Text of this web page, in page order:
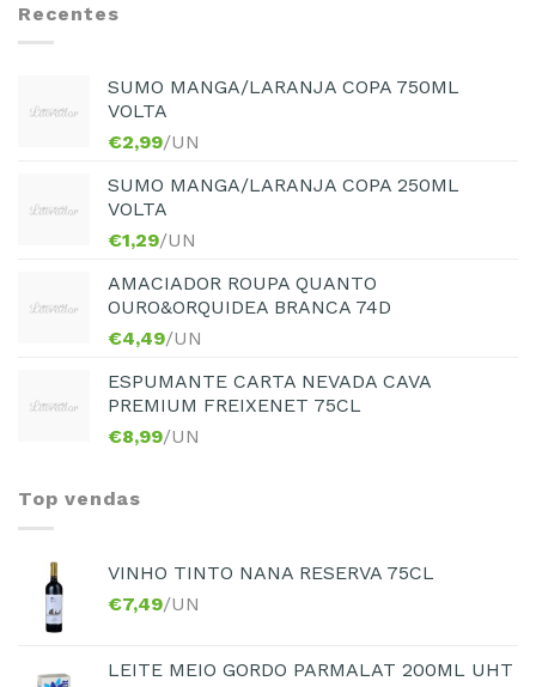
Recentes
SUMO MANGA/LARANJA COPA 750ML
VOLTA
€2,99/UN
SUMO MANGA/LARANJA COPA 250ML
VOLTA
€1,29/UN
AMACIADOR ROUPA QUANTO
OURO&ORQUIDEA BRANCA 74D
€4,49/UN
ESPUMANTE CARTA NEVADA CAVA
PREMIUM FREIXENET 75CL
€8,99/UN
Top vendas
VINHO TINTO NANA RESERVA 75CL
€7,49/UN
LEITE MEIO GORDO PARMALAT 200ML UHT